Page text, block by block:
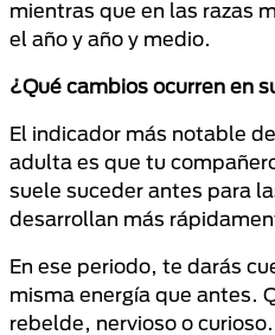
mientras que en las razas
el año y año y medio.
¿Qué cambios ocurren en
El indicador más notable
adulta es que tu
suele suceder antes para
desarrollan más
En ese periodo, te darás
misma energía que antes.
rebelde, nervioso o